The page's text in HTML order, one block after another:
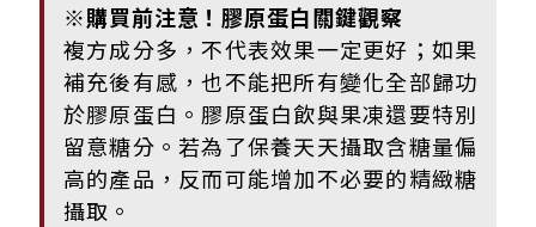
※購買前注意！膠原蛋白關鍵觀察
複方成分多，不代表效果一定更好；如果
補充後有感，也不能把所有變化全部歸功
於膠原蛋白。膠原蛋白飲與果凍還要特別
留意糖分。若為了保養天天攝取含糖量偏
高的產品，反而可能增加不必要的精緻糖
攝取。